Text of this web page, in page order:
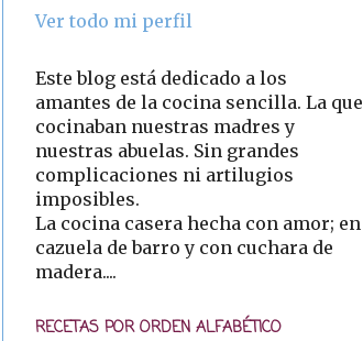
Ver todo mi perfil
Este blog está dedicado a los
amantes de la cocina sencilla. La que
cocinaban nuestras madres y
nuestras abuelas. Sin grandes
complicaciones ni artilugios
imposibles.
La cocina casera hecha con amor; en
cazuela de barro y con cuchara de
madera....
RECETAS POR ORDEN ALFABÉTICO